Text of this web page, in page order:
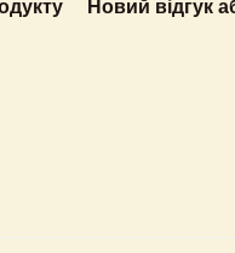
Новий відгук